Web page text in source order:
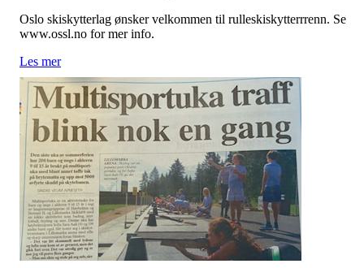
Oslo skiskytterlag ønsker velkommen til rulleskiskytterrrenn. Se
www.ossl.no for mer info.
Les mer